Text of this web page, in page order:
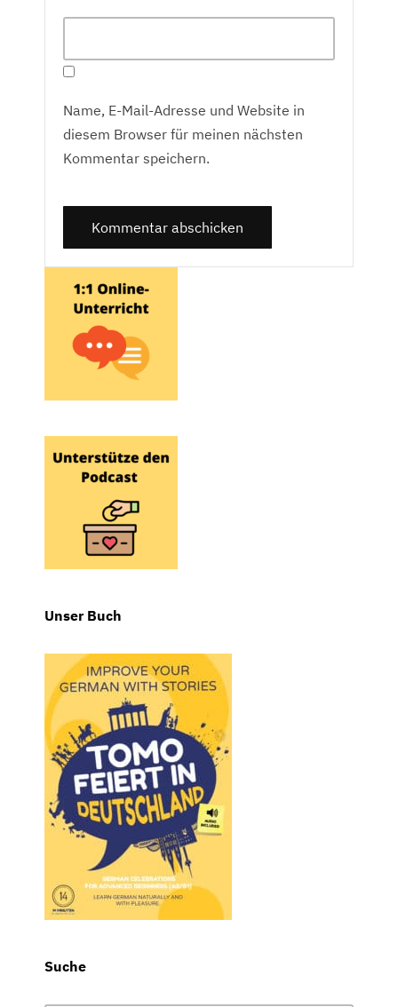
Name, E-Mail-Adresse und Website in
diesem Browser für meinen nächsten
Kommentar speichern.
Unser Buch
Suche